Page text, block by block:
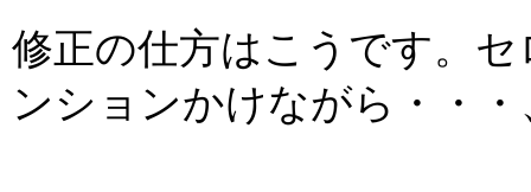
修正の仕方はこうです。
ンションかけながら・・・